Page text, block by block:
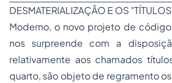
DESMATERIALIZAÇÃO E OS
Moderno, o novo projeto de
nos surpreende com a
relativamente aos chamados
quarto, são objeto de regramento